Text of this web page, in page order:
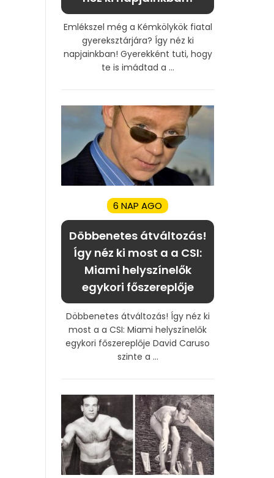
Emlékszel még a Kémkölykök fiatal
gyereksztárjára? Így néz ki
napjainkban! Gyerekként tuti, hogy
te is imádtad a ...
6 NAP AGO
Döbbenetes átváltozás!
Így néz ki most a a CSI:
Miami helyszínelők
egykori főszereplője
Döbbenetes átváltozás! Így néz ki
most a a CSI: Miami helyszínelők
egykori főszereplője David Caruso
szinte a ...